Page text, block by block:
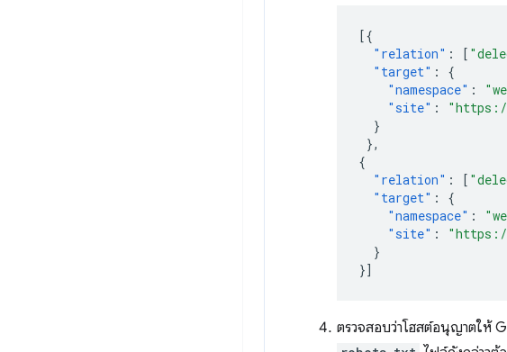
[{
"relation" : [
"target" :
{
"namespace" :
"site" :
"https://
}
},
{
"relation" : [
"target" :
{
"namespace" :
"site" :
"https://
}
}]
ตรวจสอบว่าโฮสต์อนุญาตให้